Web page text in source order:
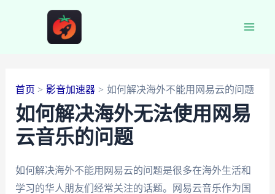
首页 影音加速器 如何解决海外不能用网易云的问题
如何解决海外无法使用网易
云音乐的问题
如何解决海外不能用网易云的问题是很多在海外生活和
学习的华人朋友们经常关注的话题。网易云音乐作为国